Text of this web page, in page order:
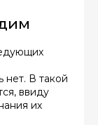
нет. В такой
ввиду
их